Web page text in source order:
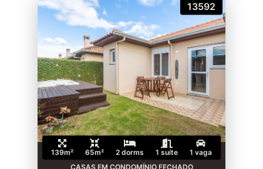
13592
139m² 65m² 2 dorms 1 suíte
1 vaga
CASAS EM CONDOMÍNIO FECHADO